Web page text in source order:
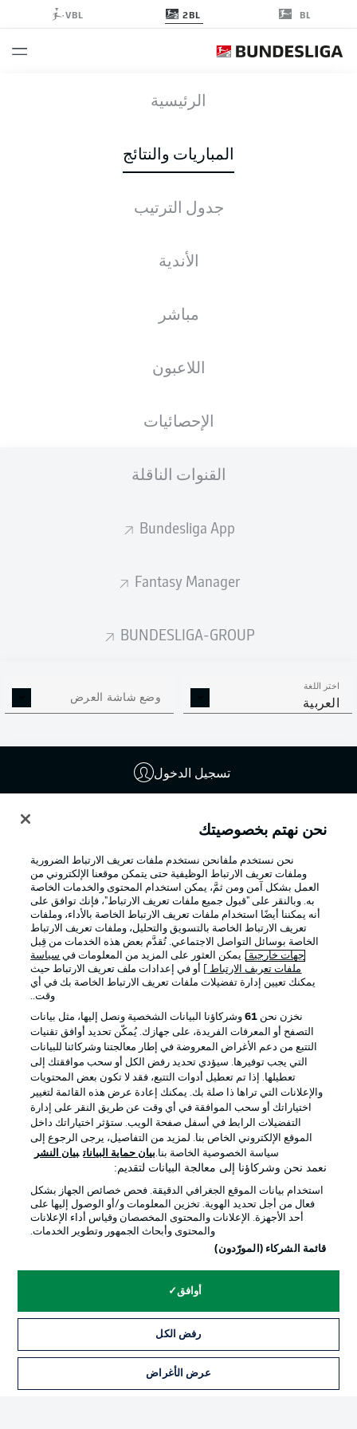
BL
2BL
VBL
الرئيسية
المباريات والنتائج
جدول الترتيب
الأندية
مباشر
اللاعبون
الإحصائيات
القنوات الناقلة
Bundesliga App
Fantasy Manager
BUNDESLIGA-GROUP
اختر اللغة
العربية وضع شاشة العرض
تسجيل الدخول
الأخبار التشكيلات الإحصائيات
Football as it's meant to be
تطبيق الدوري الألماني
Official Partners
الإخطارات القانونية
شروط الاستخدام الوظائف
تواصل معنا
نحن نهتم بخصوصيتك
نحن نستخدم ملفانحن نستخدم ملفات تعريف الارتباط الضرورية
وملفات تعريف الارتباط الوظيفية حتى يتمكن موقعنا الإلكتروني من
العمل بشكل آمن ومن ثمَّ، يمكن استخدام المحتوى والخدمات الخاصة
به. وبالنقر على "قبول جميع ملفات تعريف الارتباط"، فإنك توافق على
أنه يمكننا أيضًا استخدام ملفات تعريف الارتباط الخاصة بالأداء، وملفات
تعريف الارتباط الخاصة بالتسويق والتحليل، وملفات تعريف الارتباط
الخاصة بوسائل التواصل الاجتماعي. تُقدَّم بعض هذه الخدمات من قِبل
جهات خارجية . يمكن العثور على المزيد من المعلومات في سياسة
ملفات تعريف الارتباط
] أو في إعدادات ملف تعريف الارتباط حيث
يمكنك تعيين إدارة تفضيلات ملفات تعريف الارتباط الخاصة بك في أي
وقت..
نخزن نحن 61وشركاؤنا البيانات الشخصية ونصل إليها، مثل بيانات
التصفح أو المعرفات الفريدة، على جهازك. يُمكّن تحديد أوافق تقنيات
التتبع من دعم الأغراض المعروضة في إطار معالجتنا وشركائنا للبيانات
التي يجب توفيرها. سيؤدي تحديد رفض الكل أو سحب موافقتك إلى
تعطيلها. إذا تم تعطيل أدوات التتبع، فقد لا تكون بعض المحتويات
والإعلانات التي تراها ذا صلة بك. يمكنك إعادة عرض هذه القائمة لتغيير
اختياراتك أو سحب الموافقة في أي وقت عن طريق النقر على إدارة
التفضيلات الرابط في أسفل صفحة الويب. ستؤثر اختياراتك داخل
الموقع الإلكتروني الخاص بنا. لمزيد من التفاصيل، يرجى الرجوع إلى
سياسة الخصوصية الخاصة بنا.بيان حماية البيانات بيان النشر
نعمد نحن وشركاؤنا إلى معالجة البيانات لتقديم:
استخدام بيانات الموقع الجغرافي الدقيقة. فحص خصائص الجهاز بشكل
فعال من أجل تحديد الهوية. تخزين المعلومات و/أو الوصول إليها على
أحد الأجهزة. الإعلانات والمحتوى المخصصان وقياس أداء الإعلانات
والمحتوى وأبحاث الجمهور وتطوير الخدمات.
قائمة الشركاء (المورّدون)
أوافق
رفض الكل
عرض الأغراض